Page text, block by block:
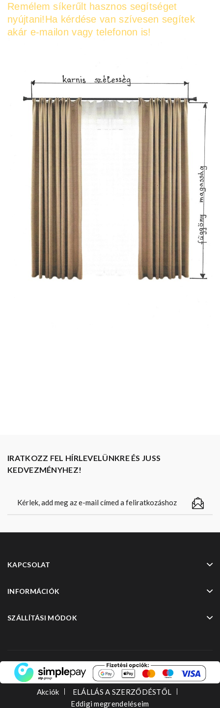
Remélem síkerűlt hasznos segítséget
nyújtani!Ha kérdése van szívesen segítek
akár e-mailon vagy telefonon is!
IRATKOZZ FEL HÍRLEVELÜNKRE ÉS JUSS
KEDVEZMÉNYHEZ!
KAPCSOLAT
INFORMÁCIÓK
SZÁLLÍTÁSI MÓDOK
Akciók
ELÁLLÁS A SZERZŐDÉSTŐL
Eddigi megrendeléseim